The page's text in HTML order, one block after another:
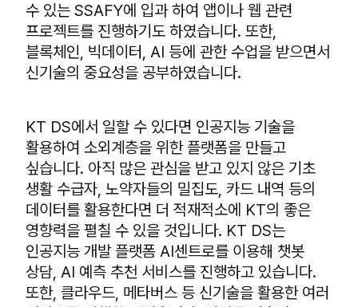
수 있는 SSAFY에 입과 하여 앱이나 웹 관련
프로젝트를 진행하기도 하였습니다. 또한,
블록체인, 빅데이터, AI 등에 관한 수업을 받으면서
신기술의 중요성을 공부하였습니다.
KT DS에서 일할 수 있다면 인공지능 기술을
활용하여 소외계층을 위한 플랫폼을 만들고
싶습니다. 아직 많은 관심을 받고 있지 않은 기초
생활 수급자, 노약자들의 밀집도, 카드 내역 등의
데이터를 활용한다면 더 적재적소에 KT의 좋은
영향력을 펼칠 수 있을 것입니다. KT DS는
인공지능 개발 플랫폼 AI센트로를 이용해 챗봇
상담, AI 예측 추천 서비스를 진행하고 있습니다.
또한, 클라우드, 메타버스 등 신기술을 활용한 여러